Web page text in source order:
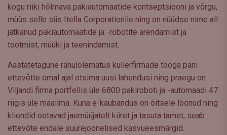
kogu riiki hõlmava pakiautomaatide kontseptsiooni ja võrgu,
müüs selle siis Itella Corporationile ning on nüüdse nime all
jätkanud pakiautomaatide ja -robotite arendamist ja
tootmist, müüki ja teenindamist.
Aastatetagune rahulolematus kullerfirmade tööga pani
ettevõtte omal ajal otsima uusi lahendusi ning praegu on
Viljandi firma portfellis üle 6800 pakiroboti ja -automaadi 47
riigis üle maailma. Kuna e-kaubandus on õitsele löönud ning
kliendid ootavad jaemüüjatelt kiiret ja tasuta tarnet, seab
ettevõte endale suurejoonelised kasvueesmärgid.